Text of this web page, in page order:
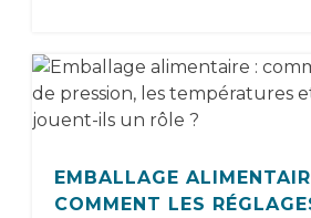
EMBALLAGE
COMMENT LES